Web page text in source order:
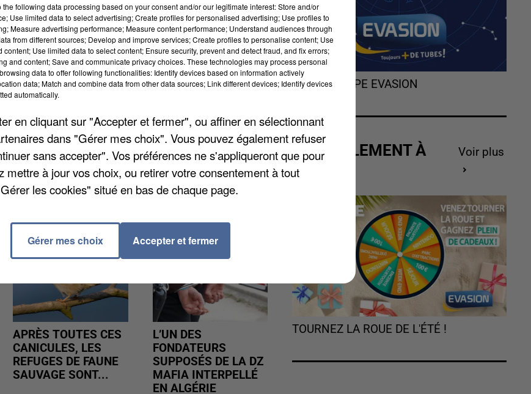
seul impliqué, est grièvement blessé. Le
avoir percuté le terre-plein central. Une
Jolie. L'homme de 55 ans a été transporté vers un
APRÈS TOUTES CES
CANICULES, LES
REFUGES DE FAUNE
SAUVAGE SONT...
L’UN DES
FONDATEURS
SUPPOSÉS DE LA DZ
MAFIA INTERPELLÉ
EN ALGÉRIE
L'HOROSCOPE EVASION
ACTUELLEMENT À
GAGNER
Voir plus
TOURNEZ LA ROUE DE L'ÉTÉ !
the following data processing based on your consent and/or our legitimate interest: Store and/or
Use limited data to select advertising; Create profiles for personalised advertising; Use profiles to
Measure advertising performance; Measure content performance; Understand audiences through
from different sources; Develop and improve services; Create profiles to personalise content; Use
Use limited data to select content; Ensure security, prevent and detect fraud, and fix errors;
and content; Save and communicate privacy choices. These technologies may process personal
data to offer following functionalities: Identify devices based on information actively
data; Match and combine data from other data sources; Link different devices; Identify devices
automatically.
en cliquant sur "Accepter et fermer", ou affiner en sélectionnant
dans "Gérer mes choix". Vous pouvez également refuser
sans accepter". Vos préférences ne s'appliqueront que pour
mettre à jour vos choix, ou retirer votre consentement à tout
les cookies" situé en bas de chaque page.
Gérer mes choix Accepter et fermer